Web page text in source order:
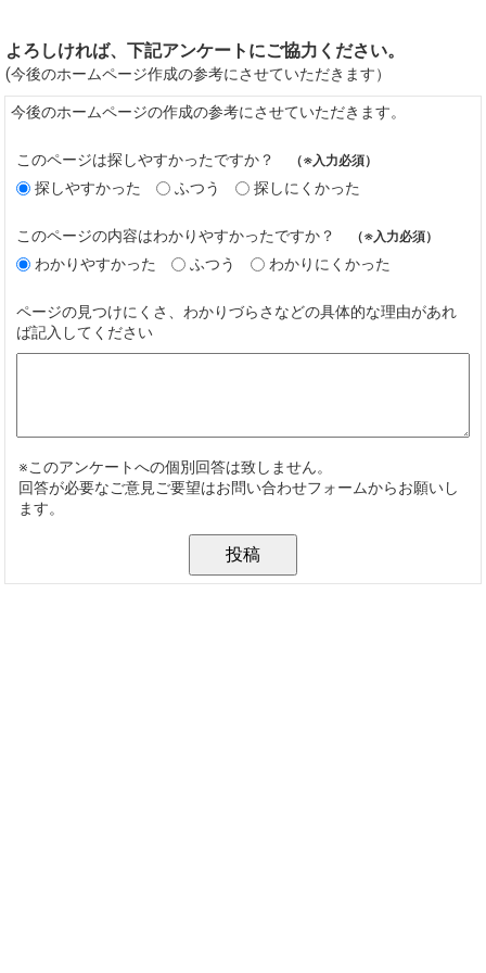
よろしければ、下記アンケートにご協力ください。
(今後のホームページ作成の参考にさせていただきます）
今後のホームページの作成の参考にさせていただきます。
このページは探しやすかったですか？ （※入力必須）
探しやすかった ふつう 探しにくかった
このページの内容はわかりやすかったですか？ （※入力必須）
わかりやすかった ふつう わかりにくかった
ページの見つけにくさ、わかりづらさなどの具体的な理由があれ
ば記入してください
※このアンケートへの個別回答は致しません。
回答が必要なご意見ご要望はお問い合わせフォームからお願いし
ます。